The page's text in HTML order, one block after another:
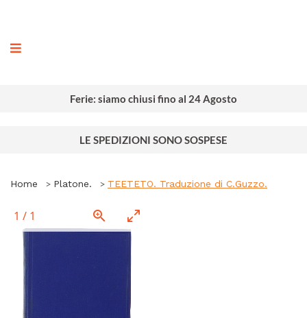
Ferie: siamo chiusi fino al 24 Agosto
LE SPEDIZIONI SONO SOSPESE
Home Platone. TEETETO. Traduzione di C.Guzzo.
1 / 1